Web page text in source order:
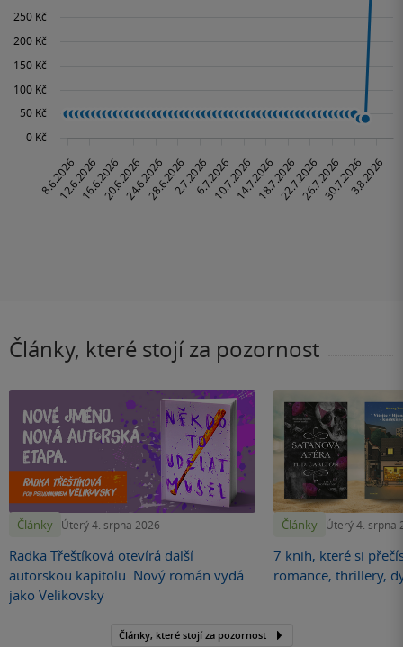
Články, které stojí za pozornost
Články Úterý 4. srpna 2026
Radka Třeštíková otevírá další
autorskou kapitolu. Nový román vydá
jako Velikovsky
Články Úterý 4. srpna
7 knih, které si
romance, thrillery,
Články, které stojí za pozornost